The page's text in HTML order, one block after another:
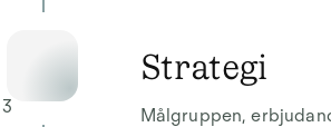
3
Strategi
Målgruppen,